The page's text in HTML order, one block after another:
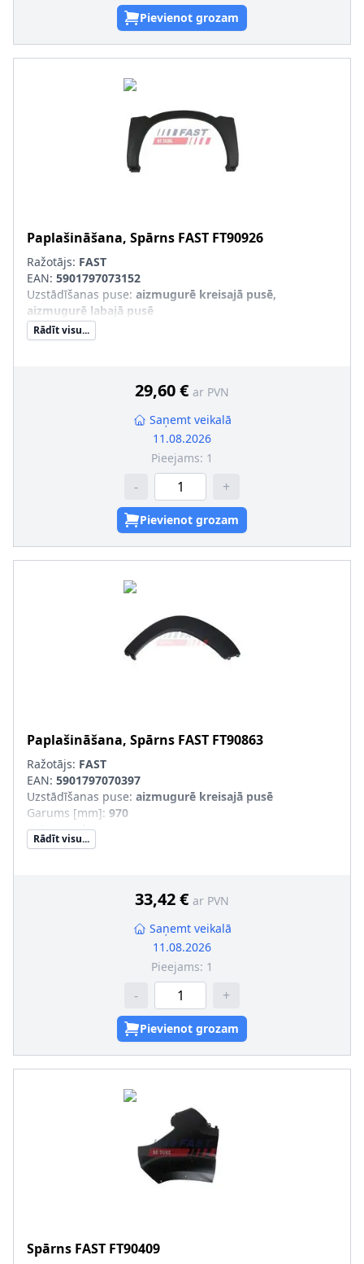
Pievienot grozam
Paplašināšana, Spārns FAST FT90926
Ražotājs: FAST
EAN: 5901797073152
Uzstādīšanas puse: aizmugurē kreisajā pusē,
aizmugurē labajā pusē
Rādīt visu...
29,60 € ar PVN
Saņemt veikalā
11.08.2026
Pieejams: 1
- +
Pievienot grozam
Paplašināšana, Spārns FAST FT90863
Ražotājs: FAST
EAN: 5901797070397
Uzstādīšanas puse: aizmugurē kreisajā pusē
Garums [mm]: 970
Krāsa:melns
Forma:Sirpja forma
Rādīt visu...
33,42 € ar PVN
Saņemt veikalā
11.08.2026
Pieejams: 1
- +
Pievienot grozam
Spārns FAST FT90409